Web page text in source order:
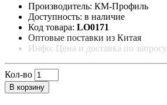
Производитель: КМ-Профиль
Доступность: в наличие
Код товара: LO0171
Оптовые поставки из Китая
Инфо: Цена и доставка по запросу
Кол-во
В корзину